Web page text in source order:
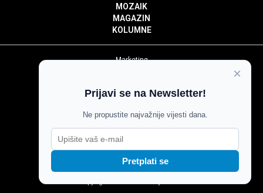
MOZAIK
MAGAZIN
KOLUMNE
Marketing
Impressum
Pravila komentiranja
Agroglas
×
Prijavi se na Newsletter!
Ne propustite najvažnije vijesti dana.
Pretplati se